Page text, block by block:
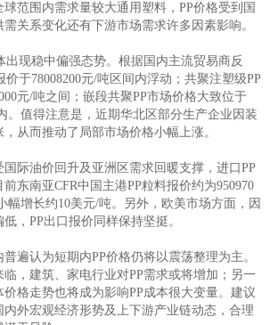
范围内需求量较大通用塑料，PP价格受到国
关系变化还有下游市场需求许多因素影响。
出现稳中偏强态势。根据国内主流贸易商反
价于78008200元/吨区间内浮动；共聚注塑级PP
元/吨之间；嵌段共聚PP市场价格大致位于
。值得注意是，近期华北区部分生产企业因装
从而推动了局部市场价格小幅上涨。
际油价回升及亚洲区需求回暖支撑，进口PP
东南亚CFR中国主港PP粒料报价约为950970
幅增长约10美元/吨。另外，欧美市场方面，因
，PP出口报价同样保持坚挺。
遍认为短期内PP价格仍将以震荡整理为主。
，建筑、家电行业对PP需求或将增加；另一
格走势也将成为影响PP成本很大变量。建议
外宏观经济形势及上下游产业链动态，合理